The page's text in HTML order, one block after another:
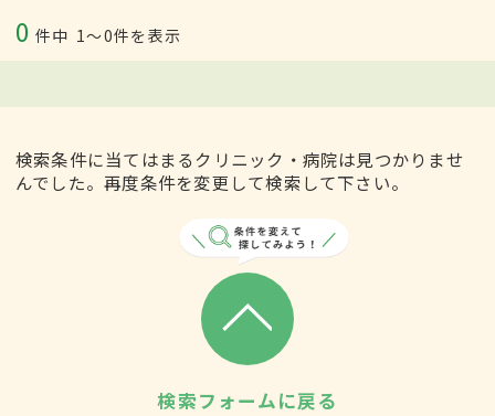
0 件中 1〜0件を表示
検索条件に当てはまるクリニック・病院は見つかりませ
んでした。再度条件を変更して検索して下さい。
検索フォームに戻る